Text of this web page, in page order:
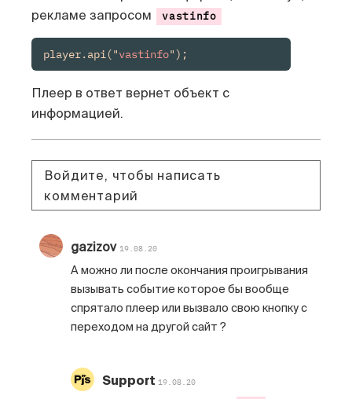
рекламе запросом
vastinfo
player.api("vastinfo");
Плеер в ответ вернет объект с
информацией.
Войдите, чтобы написать
комментарий
gazizov 19.08.20
А можно ли после окончания проигрывания
вызывать событие которое бы вообще
спрятало плеер или вызвало свою кнопку с
переходом на другой сайт ?
Support 19.08.20